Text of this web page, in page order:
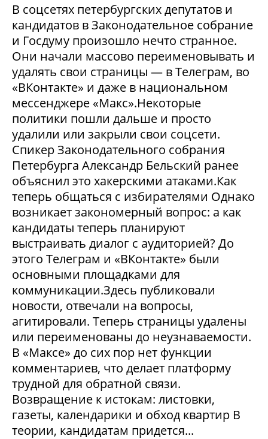
В соцсетях петербургских депутатов и
кандидатов в Законодательное собрание
и Госдуму произошло нечто странное.
Они начали массово переименовывать и
удалять свои страницы — в Телеграм, во
«ВКонтакте» и даже в национальном
мессенджере «Макс».Некоторые
политики пошли дальше и просто
удалили или закрыли свои соцсети.
Спикер Законодательного собрания
Петербурга Александр Бельский ранее
объяснил это хакерскими атаками.Как
теперь общаться с избирателями Однако
возникает закономерный вопрос: а как
кандидаты теперь планируют
выстраивать диалог с аудиторией? До
этого Телеграм и «ВКонтакте» были
основными площадками для
коммуникации.Здесь публиковали
новости, отвечали на вопросы,
агитировали. Теперь страницы удалены
или переименованы до неузнаваемости.
В «Максе» до сих пор нет функции
комментариев, что делает платформу
трудной для обратной связи.
Возвращение к истокам: листовки,
газеты, календарики и обход квартир В
теории, кандидатам придется...